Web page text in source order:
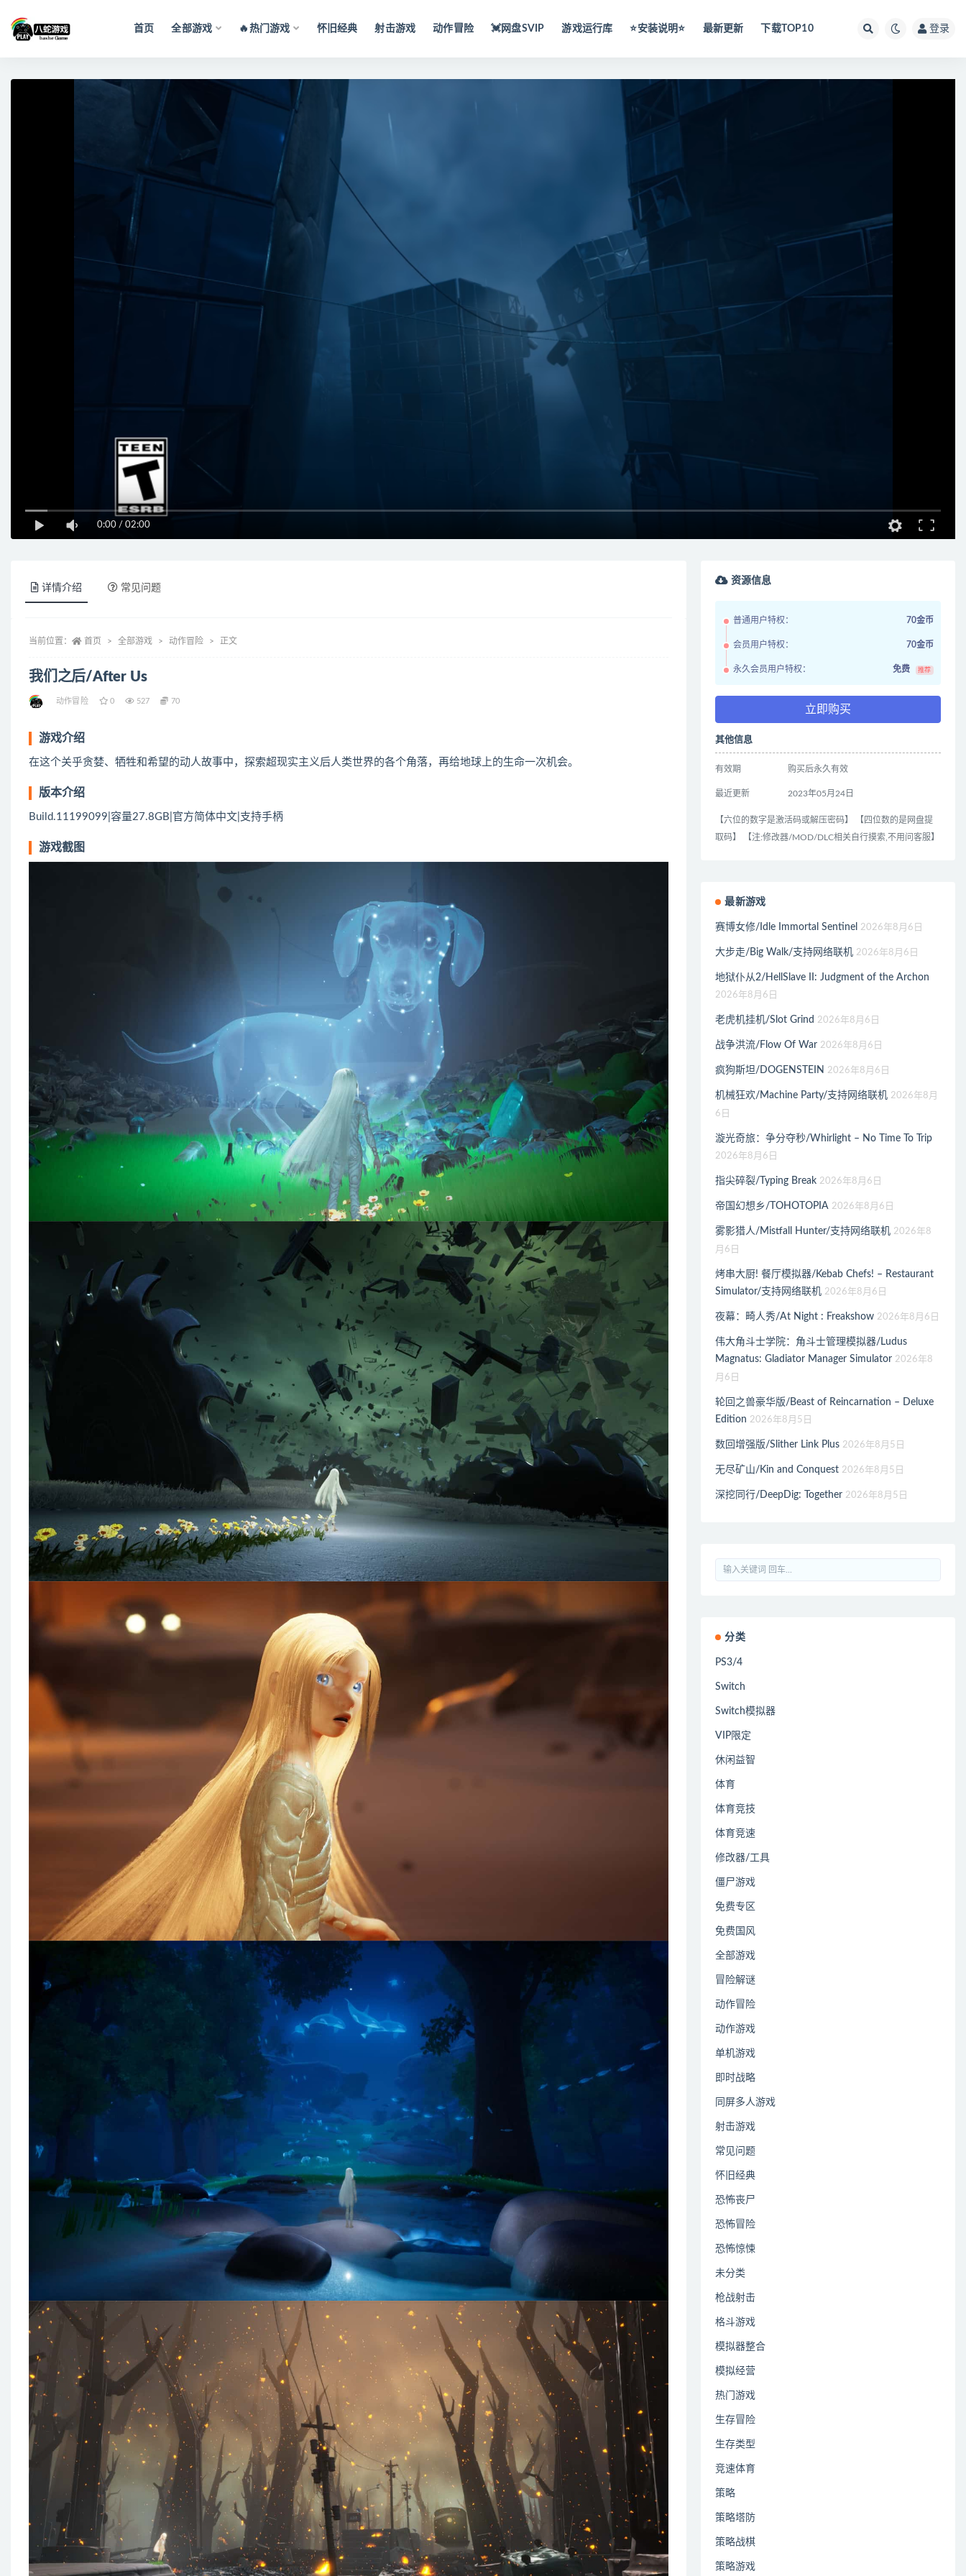
首页 全部游戏 🔥热门游戏 怀旧经典 射击游戏 动作冒险 💓网盘SVIP 游戏运行库 ⭐️安装说明⭐️ 最新更新 下载TOP10 登录
0:00 / 02:00
详情介绍 常见问题
当前位置： 首页 全部游戏 动作冒险 正文
我们之后/After Us
动作冒险 0 527 70
游戏介绍
在这个关乎贪婪、牺牲和希望的动人故事中，探索超现实主义后人类世界的各个角落，再给地球上的生命一次机会。
版本介绍
Build.11199099|容量27.8GB|官方简体中文|支持手柄
游戏截图
资源信息
普通用户特权： 70金币
会员用户特权： 70金币
永久会员用户特权： 免费 推荐
立即购买
其他信息
有效期 购买后永久有效
最近更新 2023年05月24日
【六位的数字是激活码或解压密码】 【四位数的是网盘提
取码】 【注:修改器/MOD/DLC相关自行摸索,不用问客服】
最新游戏
赛博女修/Idle Immortal Sentinel 2026年8月6日
大步走/Big Walk/支持网络联机 2026年8月6日
地狱仆从2/HellSlave II: Judgment of the Archon
2026年8月6日
老虎机挂机/Slot Grind 2026年8月6日
战争洪流/Flow Of War 2026年8月6日
疯狗斯坦/DOGENSTEIN 2026年8月6日
机械狂欢/Machine Party/支持网络联机 2026年8月
6日
漩光奇旅：争分夺秒/Whirlight – No Time To Trip
2026年8月6日
指尖碎裂/Typing Break 2026年8月6日
帝国幻想乡/TOHOTOPIA 2026年8月6日
雾影猎人/Mistfall Hunter/支持网络联机 2026年8
月6日
烤串大厨! 餐厅模拟器/Kebab Chefs! – Restaurant
Simulator/支持网络联机 2026年8月6日
夜幕：畸人秀/At Night : Freakshow 2026年8月6日
伟大角斗士学院：角斗士管理模拟器/Ludus
Magnatus: Gladiator Manager Simulator 2026年8
月6日
轮回之兽豪华版/Beast of Reincarnation – Deluxe
Edition 2026年8月5日
数回增强版/Slither Link Plus 2026年8月5日
无尽矿山/Kin and Conquest 2026年8月5日
深挖同行/DeepDig: Together 2026年8月5日
分类
PS3/4
Switch
Switch模拟器
VIP限定
休闲益智
体育
体育竞技
体育竞速
修改器/工具
僵尸游戏
免费专区
免费国风
全部游戏
冒险解谜
动作冒险
动作游戏
单机游戏
即时战略
同屏多人游戏
射击游戏
常见问题
怀旧经典
恐怖丧尸
恐怖冒险
恐怖惊悚
未分类
枪战射击
格斗游戏
模拟器整合
模拟经营
热门游戏
生存冒险
生存类型
竞速体育
策略
策略塔防
策略战棋
策略游戏